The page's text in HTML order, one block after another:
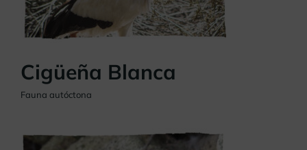
Cigüeña Blanca
Fauna autóctona